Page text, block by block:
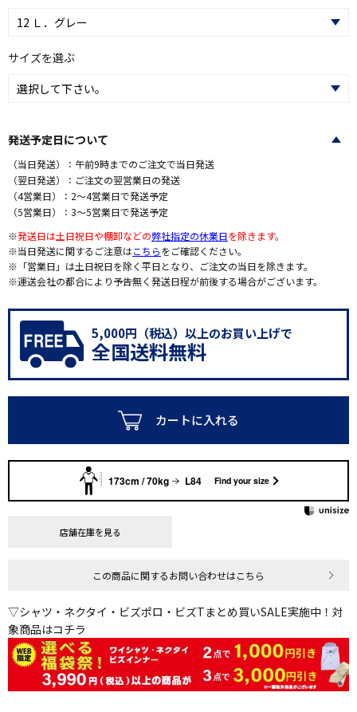
サイズを選ぶ
発送予定日について
（当日発送）：午前9時までのご注文で当日発送
（翌日発送）：ご注文の翌営業日の発送
（4営業日）：2～4営業日で発送予定
（5営業日）：3～5営業日で発送予定
※発送日は土日祝日や棚卸などの弊社指定の休業日を除きます。
※当日発送に関するご注意はこちらをご確認ください。
※「営業日」は土日祝日を除く平日となり、ご注文の当日を除きます。
※運送会社の都合により予告無く発送日程が前後する場合がございます。
5,000円（税込）以上のお買い上げで
全国送料無料
カートに入れる
173cm / 70kg L84 Find your size
店舗在庫を見る
この商品に関するお問い合わせはこちら
▽シャツ・ネクタイ・ビズポロ・ビズTまとめ買いSALE実施中！対
象商品はコチラ